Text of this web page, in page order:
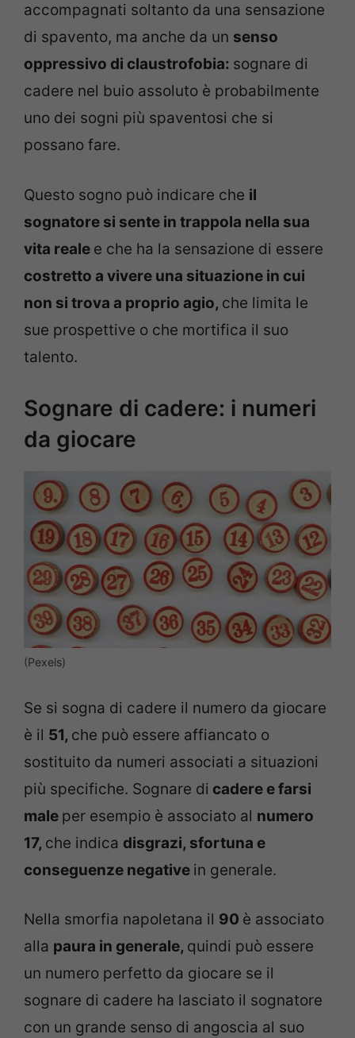
accompagnati soltanto da una sensazione
di spavento, ma anche da un senso
oppressivo di claustrofobia: sognare di
cadere nel buio assoluto è probabilmente
uno dei sogni più spaventosi che si
possano fare.
Questo sogno può indicare che il
sognatore si sente in trappola nella sua
vita reale e che ha la sensazione di essere
costretto a vivere una situazione in cui
non si trova a proprio agio, che limita le
sue prospettive o che mortifica il suo
talento.
Sognare di cadere: i numeri
da giocare
(Pexels)
Se si sogna di cadere il numero da giocare
è il 51, che può essere affiancato o
sostituito da numeri associati a situazioni
più specifiche. Sognare di cadere e farsi
male per esempio è associato al numero
17, che indica disgrazi, sfortuna e
conseguenze negative in generale.
Nella smorfia napoletana il 90 è associato
alla paura in generale, quindi può essere
un numero perfetto da giocare se il
sognare di cadere ha lasciato il sognatore
con un grande senso di angoscia al suo